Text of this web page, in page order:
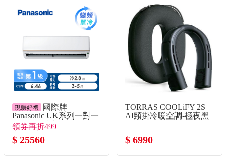
現賺好禮
國際牌
Panasonic UK系列一對一
變頻單冷空調
領券再折499
$ 25560
TORRAS COOLiFY 2S
AI頸掛冷暖空調-極夜黑
$ 6990